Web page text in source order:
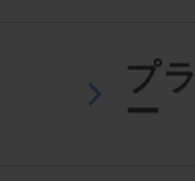
プ
ー